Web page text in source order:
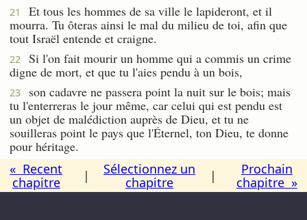
21
Et tous les hommes de sa ville le lapideront, et il
mourra. Tu ôteras ainsi le mal du milieu de toi, afin que
tout Israël entende et craigne.
22
Si l'on fait mourir un homme qui a commis un crime
digne de mort, et que tu l'aies pendu à un bois,
23
son cadavre ne passera point la nuit sur le bois; mais
tu l'enterreras le jour même, car celui qui est pendu est
un objet de malédiction auprès de Dieu, et tu ne
souilleras point le pays que l'Éternel, ton Dieu, te donne
pour héritage.
« Recent
chapitre
|
Sélectionnez un
chapitre
|
Prochain
chapitre »